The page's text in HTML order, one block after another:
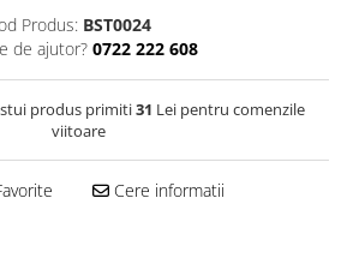
Produs: BST0024
de ajutor? 0722 222 608
produs primiti31 Lei pentru comenzile
viitoare
Cere informatii